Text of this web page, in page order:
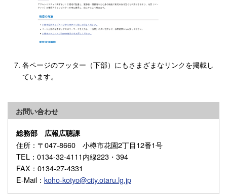
各ページのフッター（下部）にもさまざまなリンクを掲載し
ています。
お問い合わせ
総務部 広報広聴課
住所 ：〒047-8660 小樽市花園2丁目12番1号
TEL ：0134-32-4111内線223・394
FAX ：0134-27-4331
E-Mail ： koho-kotyo@city.otaru.lg.jp